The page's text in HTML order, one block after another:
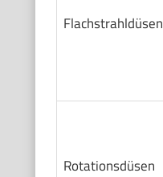
Flachstrahldüsen
Rotationsdüsen